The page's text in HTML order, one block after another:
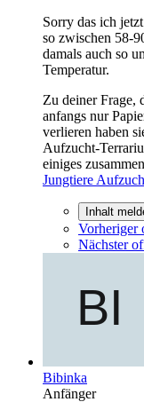
Sorry das ich
so zwischen 58-
damals auch so
Temperatur.
Zu deiner Frage,
anfangs nur
verlieren haben
Aufzucht-
einiges
Jungtiere
Inhalt
Vorheriger
Nächster
Bibinka
Anfänger